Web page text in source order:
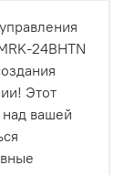
24BHTN
Этот
над вашей